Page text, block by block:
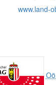
www.land-